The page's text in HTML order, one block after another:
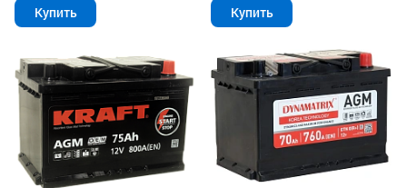
Купить Купить